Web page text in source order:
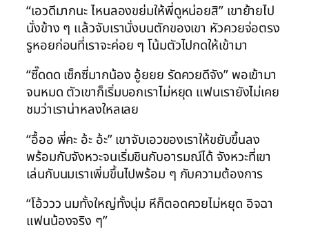
“เอวดีมากนะ ไหนลองขย่มให้พี่ดูหน่อยสิ” เขาย้ายไป
นั่งข้าง ๆ แล้วจับเรานั่งบนตักของเขา หัวควยจ่อตรง
รูหอยก่อนที่เราจะค่อย ๆ โน้มตัวไปกดให้เข้ามา
“ซี๊ดดด เซ็กซี่มากน้อง อู้ยยย รัดควยดีจัง” พอเข้ามา
จนหมด ตัวเขาก็เริ่มบอกเราไม่หยุด แฟนเรายังไม่เคย
ชมว่าเราน่าหลงใหลเลย
“อื้ออ พี่คะ อ้ะ อ้ะ” เขาจับเอวของเราให้ขยับขึ้นลง
พร้อมกับจังหวะจนเริ่มชินกับอารมณ์ได้ จังหวะที่เขา
เล่นกับนมเราเพิ่มขึ้นไปพร้อม ๆ กับความต้องการ
“โอ้ววว นมทั้งใหญ่ทั้งนุ่ม หีก็ตอดควยไม่หยุด อิจฉา
แฟนน้องจริง ๆ”